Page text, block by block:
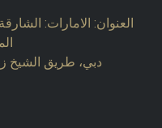
العنوان: الامارات:
دبي، طريق الشيخ